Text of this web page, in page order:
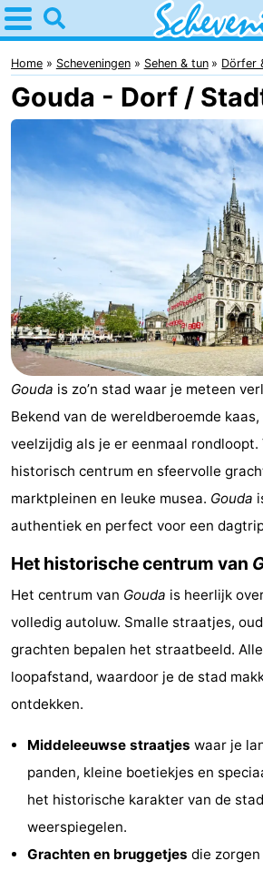
Home
Scheveningen
Tipps
kindern
Übernachten
Nautisch
Centrum
Scheveningen
Campingplätze
Ferienhäuser
-
Kijkduin
Hotels
Zimmer
(mit
Frühstück)
Lastminutes
Strand
&
-
Aussichtspunkte
Attraktionen
Home Scheveningen Sehen & tun Dörfer
Gouda - Dorf /
Gouda is zo’n stad waar je meteen
Bekend van de wereldberoemde
veelzijdig als je er eenmaal rondloopt.
historisch centrum en sfeervolle
marktpleinen en leuke musea. Gouda
authentiek en perfect voor een
Het historische centrum van
Het centrum van Gouda is heerlijk
volledig autoluw. Smalle straatjes,
grachten bepalen het straatbeeld.
loopafstand, waardoor je de stad
ontdekken.
Middeleeuwse straatjes waar je
panden, kleine boetiekjes en
het historische karakter van de
weerspiegelen.
Grachten en bruggetjes die